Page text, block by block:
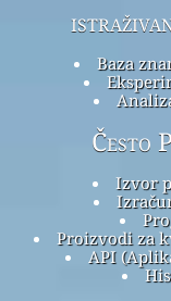
Baza
Često
Izvor
Proizvodi za
API